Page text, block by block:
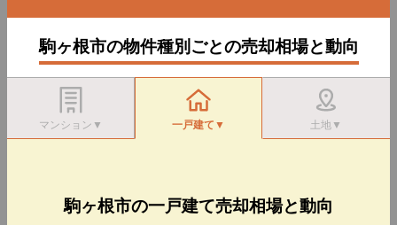
駒ヶ根市の物件種別ごとの売却相場と動向
マンション▼ 一戸建て▼ 土地▼
駒ヶ根市の一戸建て売却相場と動向